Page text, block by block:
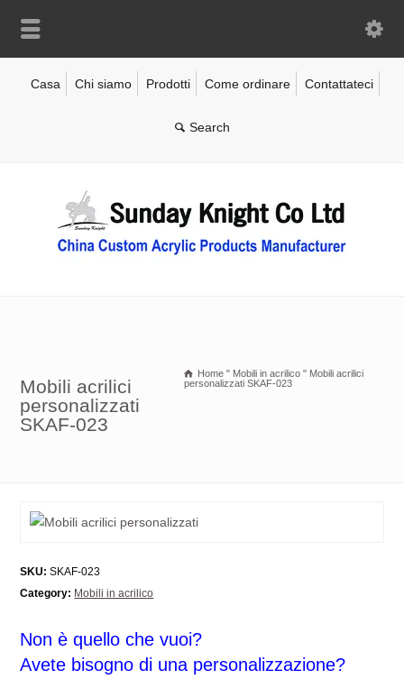
Casa Chi siamo Prodotti Come ordinare Contattateci
Mobili acrilici
personalizzati
SKAF-023
Home " Mobili in acrilico " Mobili acrilici
personalizzati SKAF-023
SKU: SKAF-023
Category: Mobili in acrilico
Non è quello che vuoi?
Avete bisogno di una personalizzazione?